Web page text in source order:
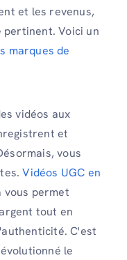
et les revenus,
Voici un
marques de
vidéos aux
et
vous
Vidéos UGC en
vous permet
tout en
C'est
le